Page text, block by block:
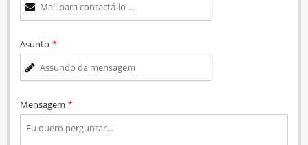
Asunto *
Mensagem *